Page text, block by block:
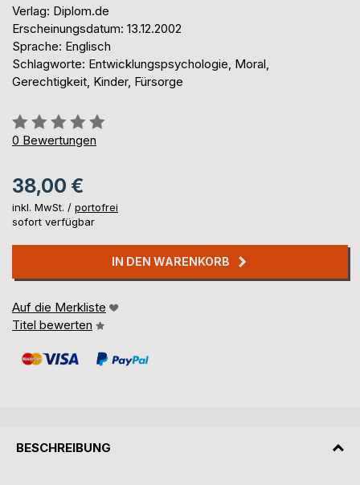
Verlag: Diplom.de
Erscheinungsdatum: 13.12.2002
Sprache: Englisch
Schlagworte: Entwicklungspsychologie, Moral,
Gerechtigkeit, Kinder, Fürsorge
Bewertung::
0%
0 Bewertungen
38,00 €
inkl. MwSt. / portofrei
sofort verfügbar
IN DEN WARENKORB
Auf die Merkliste
Titel bewerten
BESCHREIBUNG